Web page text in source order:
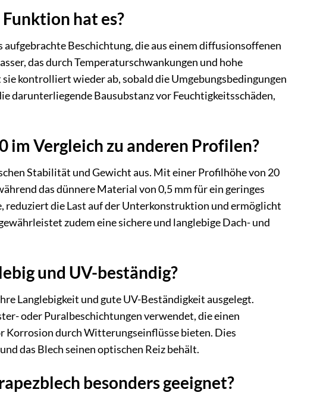
hat es?
Beschichtung, die aus einem diffusionsoffenen
das durch Temperaturschwankungen und hohe
kontrolliert wieder ab, sobald die Umgebungsbedingungen
darunterliegende Bausubstanz vor Feuchtigkeitsschäden,
Vergleich zu anderen Profilen?
Stabilität und Gewicht aus. Mit einer Profilhöhe von 20
das dünnere Material von 0,5 mm für ein geringes
reduziert die Last auf der Unterkonstruktion und ermöglicht
zudem eine sichere und langlebige Dach- und
und UV-beständig?
Langlebigkeit und gute UV-Beständigkeit ausgelegt.
oder Puralbeschichtungen verwendet, die einen
Korrosion durch Witterungseinflüsse bieten. Dies
das Blech seinen optischen Reiz behält.
besonders geeignet?